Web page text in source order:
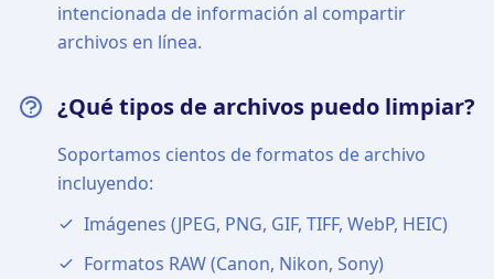
intencionada de información al compartir
archivos en línea.
¿Qué tipos de archivos puedo limpiar?
Soportamos cientos de formatos de archivo
incluyendo:
Imágenes (JPEG, PNG, GIF, TIFF, WebP, HEIC)
Formatos RAW (Canon, Nikon, Sony)